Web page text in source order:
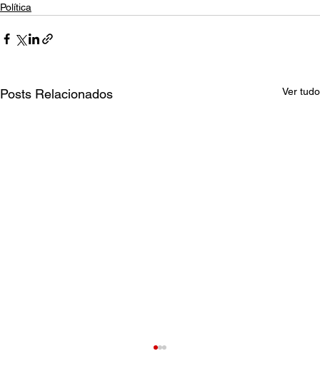
Política
Posts Relacionados Ver tudo